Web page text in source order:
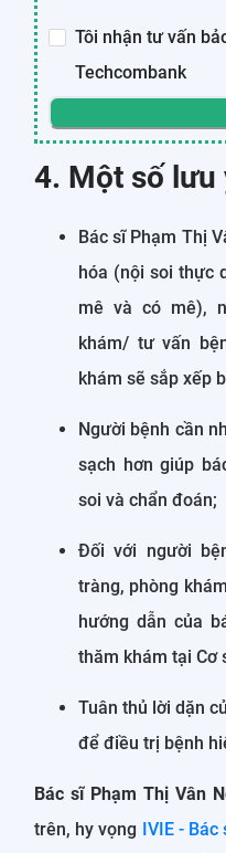
Tôi nhận tư vấn
Techcombank
4. Một số lưu
Bác sĩ Phạm Thị
hóa (nội soi thực
mê và có mê),
khám/ tư vấn
khám sẽ sắp xếp
Người bệnh cần
sạch hơn giúp
soi và chẩn đoán;
Đối với người
tràng, phòng
hướng dẫn của
thăm khám tại Cơ
Tuân thủ lời dặn
để điều trị bệnh
Bác sĩ Phạm Thị Vân
trên, hy vọng IVIE -